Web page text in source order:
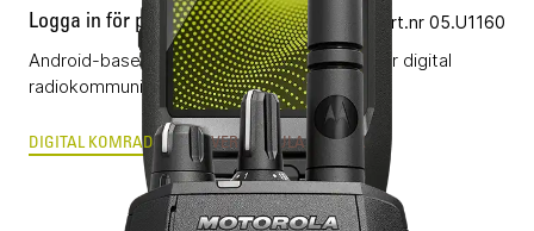
Logga in för pris Vårt art.nr 05.U1160
Android-baserad smartradio som kombinerar digital
radiokommunikation med applikationer.
DIGITAL KOMRADIOPTT-OVER-CELLULAR & MCX